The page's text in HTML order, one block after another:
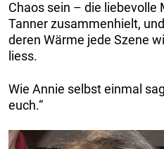
Chaos sein – die liebevolle
Tanner zusammenhielt,
deren Wärme jede Szene
liess.
Wie Annie selbst einmal
euch.“